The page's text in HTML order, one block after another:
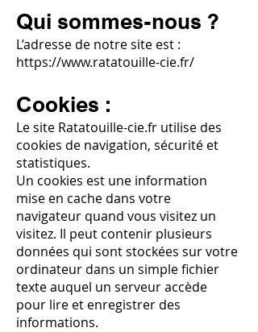
Qui sommes-nous ?
L’adresse de notre site est :
https://www.ratatouille-cie.fr/
Cookies :
Le site Ratatouille-cie.fr utilise des
cookies de navigation, sécurité et
statistiques.
Un cookies est une information
mise en cache dans votre
navigateur quand vous visitez un
visitez. Il peut contenir plusieurs
données qui sont stockées sur votre
ordinateur dans un simple fichier
texte auquel un serveur accède
pour lire et enregistrer des
informations.